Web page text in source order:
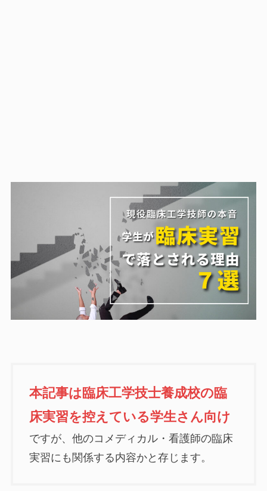
本記事は臨床工学技士養成校の臨
床実習を控えている学生さん向け
ですが、他のコメディカル・看護師の臨床
実習にも関係する内容かと存じます。